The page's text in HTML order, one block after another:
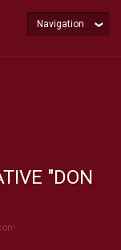
"DON
Navigation